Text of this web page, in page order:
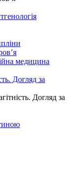
медицина
Догляд за
Догляд за